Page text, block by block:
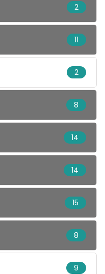
2
11
2
8
14
14
15
8
9